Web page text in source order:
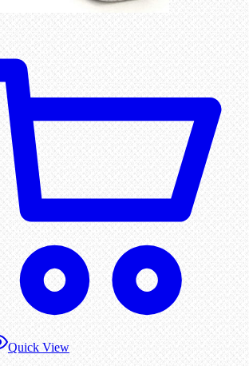
Quick View